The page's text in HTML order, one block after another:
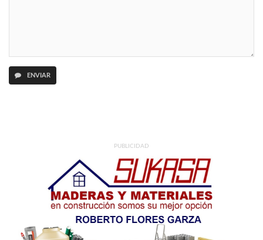
ENVIAR
PUBLICIDAD